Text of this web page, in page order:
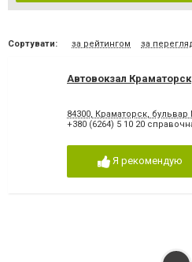
Сортувати: за рейтингом за
Автовокзал Краматорск
84300, Краматорск,
+380 (6264) 5 10 20
Я рекомендую